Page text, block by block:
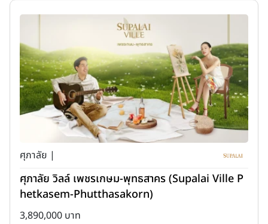
ศุภาลัย |
ศุภาลัย วิลล์ เพชรเกษม-พุทธสาคร (Supalai Ville P
hetkasem-Phutthasakorn)
3,890,000 บาท